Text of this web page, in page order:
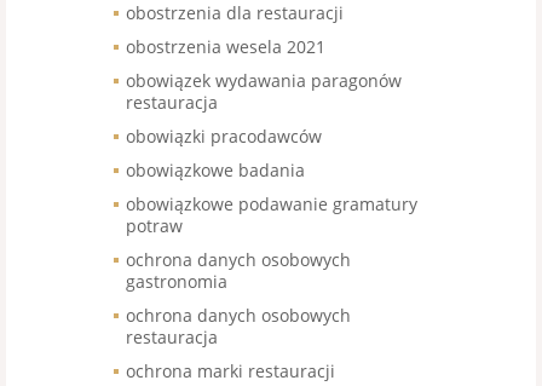
obostrzenia dla restauracji
obostrzenia wesela 2021
obowiązek wydawania paragonów
restauracja
obowiązki pracodawców
obowiązkowe badania
obowiązkowe podawanie gramatury
potraw
ochrona danych osobowych
gastronomia
ochrona danych osobowych
restauracja
ochrona marki restauracji